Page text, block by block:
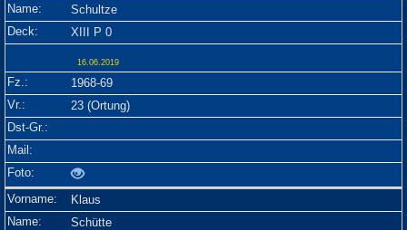
Schultze
XIII P 0
16.06.2019
1968-69
23 (Ortung)
Klaus
Schütte